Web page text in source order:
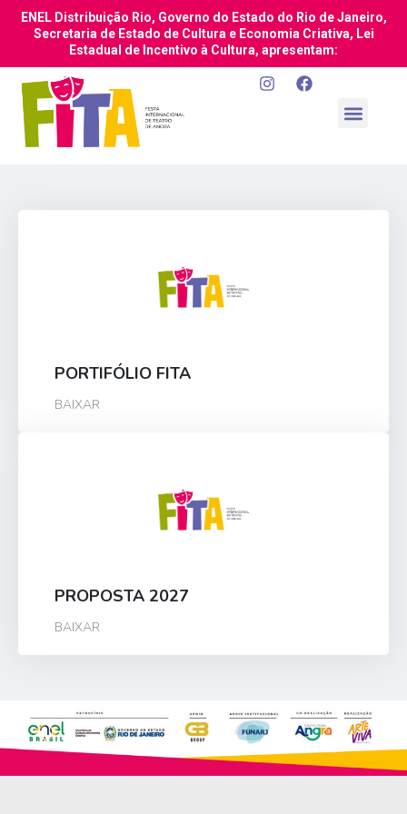
ENEL Distribuição Rio, Governo do Estado do Rio de Janeiro,
Secretaria de Estado de Cultura e Economia Criativa, Lei
Estadual de Incentivo à Cultura, apresentam:
PORTIFÓLIO FITA
BAIXAR
PROPOSTA 2027
BAIXAR